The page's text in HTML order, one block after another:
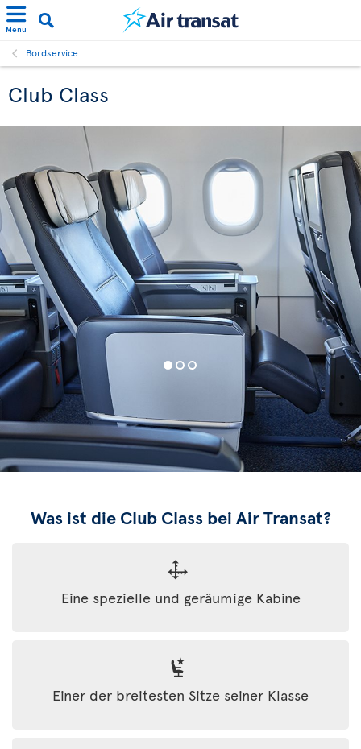
Menü
Bordservice
Club Class
Was ist die Club Class bei Air Transat?
Eine spezielle und geräumige Kabine
Einer der breitesten Sitze seiner Klasse